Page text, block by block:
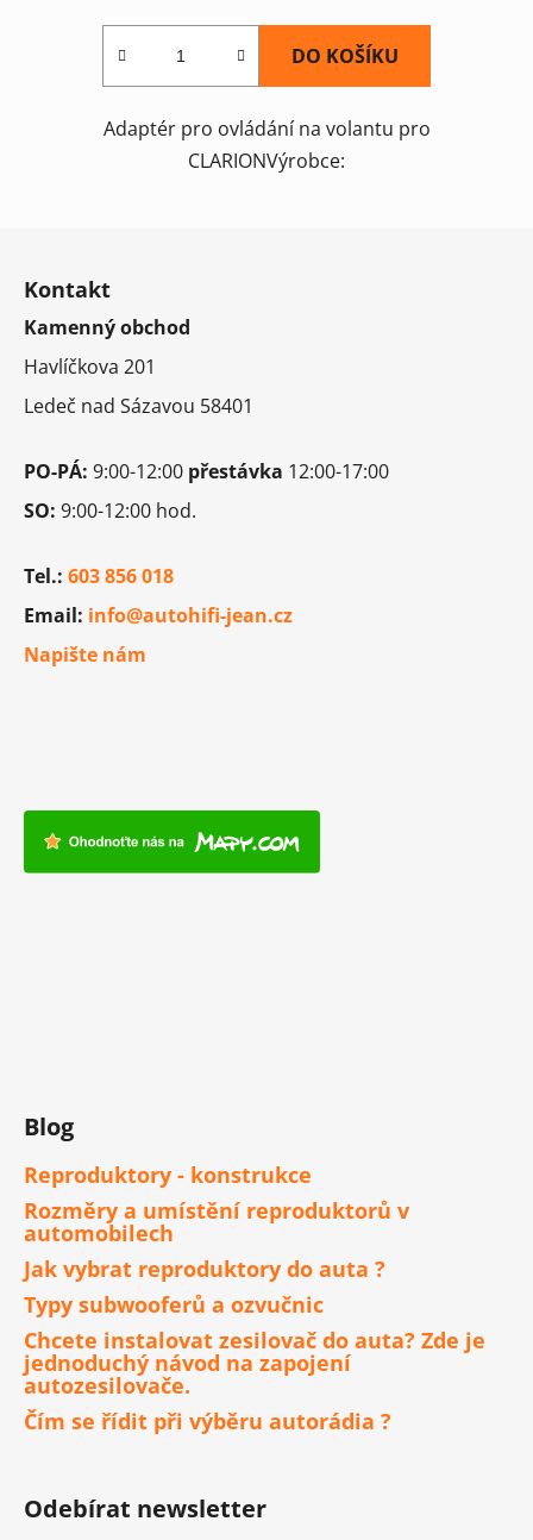
DO KOŠÍKU
Adaptér pro ovládání na volantu pro
CLARIONVýrobce:
Kontakt
Kamenný obchod
Havlíčkova 201
Ledeč nad Sázavou 58401
PO-PÁ: 9:00-12:00 přestávka 12:00-17:00
SO: 9:00-12:00 hod.
Tel.: 603 856 018
Email: info@autohifi-jean.cz
Napište nám
Blog
Reproduktory - konstrukce
Rozměry a umístění reproduktorů v
automobilech
Jak vybrat reproduktory do auta ?
Typy subwooferů a ozvučnic
Chcete instalovat zesilovač do auta? Zde je
jednoduchý návod na zapojení
autozesilovače.
Čím se řídit při výběru autorádia ?
Odebírat newsletter